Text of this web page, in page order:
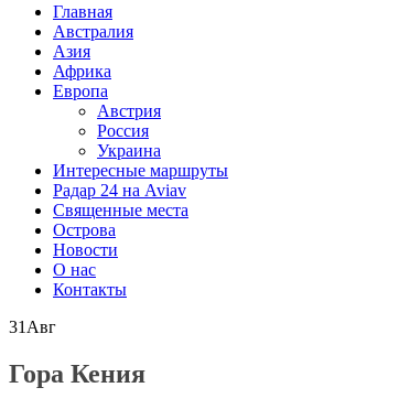
Главная
Австралия
Азия
Африка
Европа
Австрия
Россия
Украина
Интересные маршруты
Радар 24 на Aviav
Священные места
Острова
Новости
О нас
Контакты
31 Авг
Гора Кения